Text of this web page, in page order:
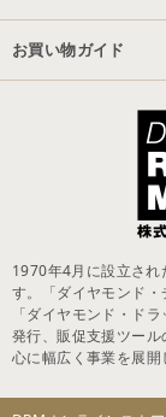
お買い物ガイド
1970年4月に設立さ
す。「ダイヤモンド・
「ダイヤモンド・ド
発行、販促支援ツー
心に幅広く事業を展開